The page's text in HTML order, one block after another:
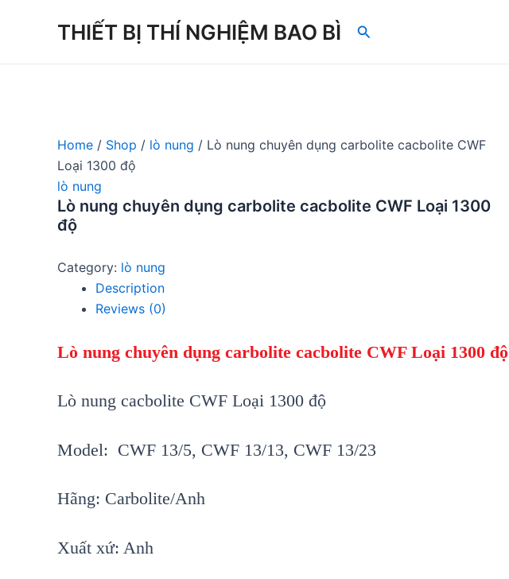
THIẾT BỊ THÍ NGHIỆM BAO BÌ Search
Home / Shop / lò nung / Lò nung chuyên dụng carbolite cacbolite CWF
Loại 1300 độ
lò nung
Lò nung chuyên dụng carbolite cacbolite CWF Loại 1300
độ
Category: lò nung
Description
Reviews (0)
Lò nung chuyên dụng carbolite cacbolite CWF Loại 1300 độ
Lò nung cacbolite CWF Loại 1300 độ
Model: CWF 13/5, CWF 13/13, CWF 13/23
Hãng: Carbolite/Anh
Xuất xứ: Anh